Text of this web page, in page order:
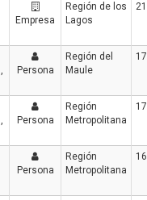
Empresa
Región de los
Lagos
, Persona
Región del
Maule
, Persona
Región
Metropolitana
Persona
Región
Metropolitana
certificarse en
en Chile
real de los
en